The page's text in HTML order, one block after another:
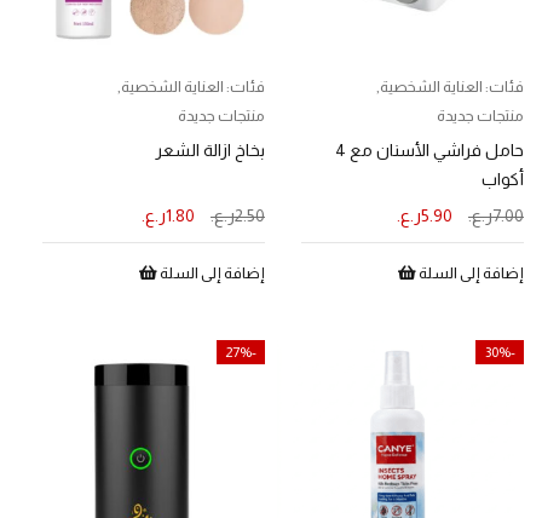
فئات: العناية الشخصية,
منتجات جديدة
حامل فراشي الأسنان مع 4
أكواب
7.00ر.ع. 5.90ر.ع.
إضافة إلى السلة
فئات: العناية الشخصية,
منتجات جديدة
بخاخ ازالة الشعر
2.50ر.ع. 1.80ر.ع.
إضافة إلى السلة
-30%
-27%